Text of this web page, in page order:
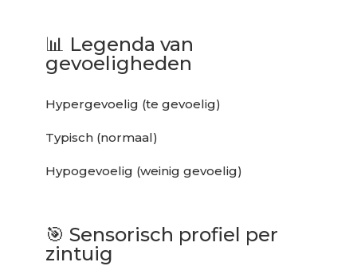
📊 Legenda van
gevoeligheden
Hypergevoelig (te gevoelig)
Typisch (normaal)
Hypogevoelig (weinig gevoelig)
🎯 Sensorisch profiel per
zintuig